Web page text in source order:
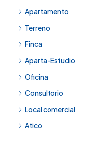
Apartamento
Terreno
Finca
Aparta-Estudio
Oficina
Consultorio
Local comercial
Atico